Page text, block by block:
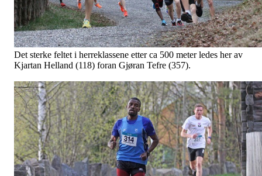
Det sterke feltet i herreklassene etter ca 500 meter ledes her av
Kjartan Helland (118) foran Gjøran Tefre (357).